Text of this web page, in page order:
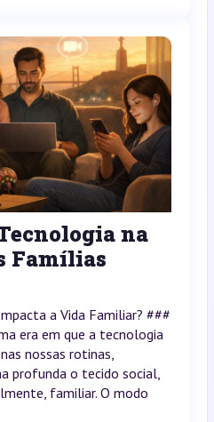
na
Famílias
a Vida Familiar? ###
era em que a tecnologia
nossas rotinas,
profunda o tecido social,
familiar. O modo